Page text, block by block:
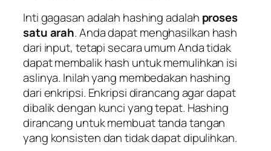
Inti gagasan adalah hashing adalah proses
satu arah. Anda dapat menghasilkan hash
dari input, tetapi secara umum Anda tidak
dapat membalik hash untuk memulihkan isi
aslinya. Inilah yang membedakan hashing
dari enkripsi. Enkripsi dirancang agar dapat
dibalik dengan kunci yang tepat. Hashing
dirancang untuk membuat tanda tangan
yang konsisten dan tidak dapat dipulihkan.